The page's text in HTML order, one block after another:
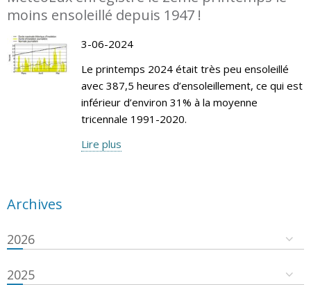
moins ensoleillé depuis 1947 !
3-06-2024
Le printemps 2024 était très peu ensoleillé
avec 387,5 heures d’ensoleillement, ce qui est
inférieur d’environ 31% à la moyenne
tricennale 1991-2020.
Lire plus
Archives
2026
2025